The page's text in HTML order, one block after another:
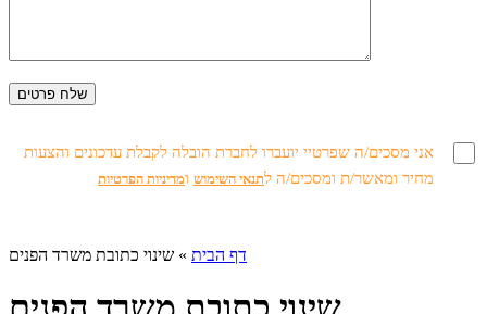
אני מסכים/ה שפרטיי יועברו לחברת הובלה לקבלת עדכונים והצעות
מחיר ומאשר/ת ומסכים/ה לתנאי השימוש ומדיניות הפרטיות
דף הבית » שינוי כתובת משרד הפנים